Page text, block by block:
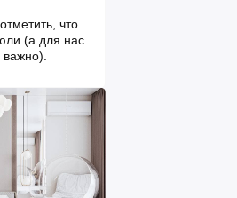
что
(а для нас